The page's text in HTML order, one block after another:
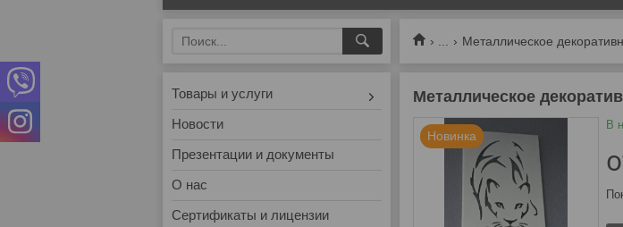
Металлическое
Металлическое
Новинка
В
Товары и услуги
Новости
Презентации и документы
О нас
Сертификаты и лицензии